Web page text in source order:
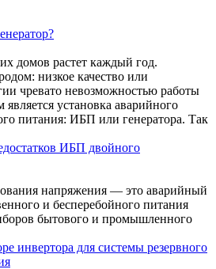
домов растет каждый год.
низкое качество или
чревато невозможностью работы
установка аварийного
питания: ИБП или генератора. Так
ИБП двойного
напряжения — это аварийный
и бесперебойного питания
бытового и промышленного
инвертора для системы резервного